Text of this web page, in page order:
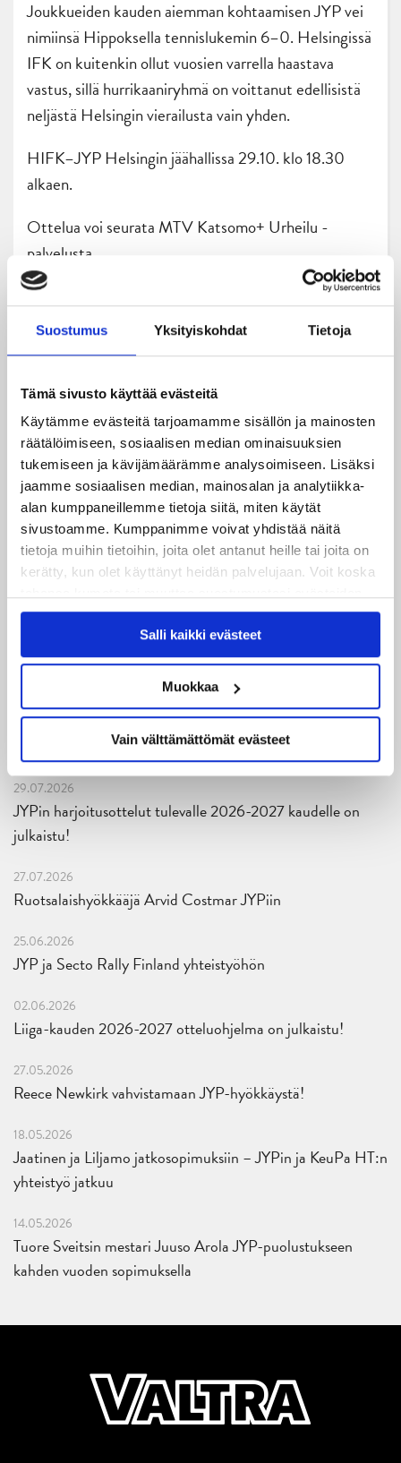
Suostumus Yksityiskohdat Tietoja
Tämä sivusto käyttää evästeitä
Käytämme evästeitä tarjoamamme sisällön ja mainosten
räätälöimiseen, sosiaalisen median ominaisuuksien
tukemiseen ja kävijämäärämme analysoimiseen. Lisäksi
jaamme sosiaalisen median, mainosalan ja analytiikka-
alan kumppaneillemme tietoja siitä, miten käytät
sivustoamme. Kumppanimme voivat yhdistää näitä
tietoja muihin tietoihin, joita olet antanut heille tai joita on
kerätty, kun olet käyttänyt heidän palvelujaan. Voit koska
käytöstäEvästeet-sivultamme.
Salli kaikki evästeet
Muokkaa
Vain välttämättömät evästeet
Joukkueiden kauden aiemman kohtaamisen JYP vei
nimiinsä Hippoksella tennislukemin 6–0. Helsingissä
IFK on kuitenkin ollut vuosien varrella haastava
vastus, sillä hurrikaaniryhmä on voittanut edellisistä
neljästä Helsingin vierailusta vain yhden.
HIFK–JYP Helsingin jäähallissa 29.10. klo 18.30
alkaen.
Ottelua voi seurata MTV Katsomo+ Urheilu -
palvelusta.
Toimittaja: Elias Jolanki
Uusimmat
06.08.2026
JYPin kausi käyntiin Tampere Cupista!
JYPin kapteenisto Liiga-kauteen 2026–2027 on nimetty
Joukkueen yhteisharjoitukset ovat alkaneet – ensimmäinen
mittari luvassa jo heti viikonloppuna Tampere Cupissa!
29.07.2026
JYPin harjoitusottelut tulevalle 2026-2027 kaudelle on
julkaistu!
27.07.2026
Ruotsalaishyökkääjä Arvid Costmar JYPiin
25.06.2026
JYP ja Secto Rally Finland yhteistyöhön
02.06.2026
Liiga-kauden 2026-2027 otteluohjelma on julkaistu!
27.05.2026
Reece Newkirk vahvistamaan JYP-hyökkäystä!
18.05.2026
Jaatinen ja Liljamo jatkosopimuksiin – JYPin ja KeuPa HT:n
yhteistyö jatkuu
14.05.2026
Tuore Sveitsin mestari Juuso Arola JYP-puolustukseen
kahden vuoden sopimuksella